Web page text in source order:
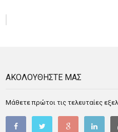
ΑΚΟΛΟΥΘΗΣΤΕ ΜΑΣ
Μάθετε πρώτοι τις τελευταίες